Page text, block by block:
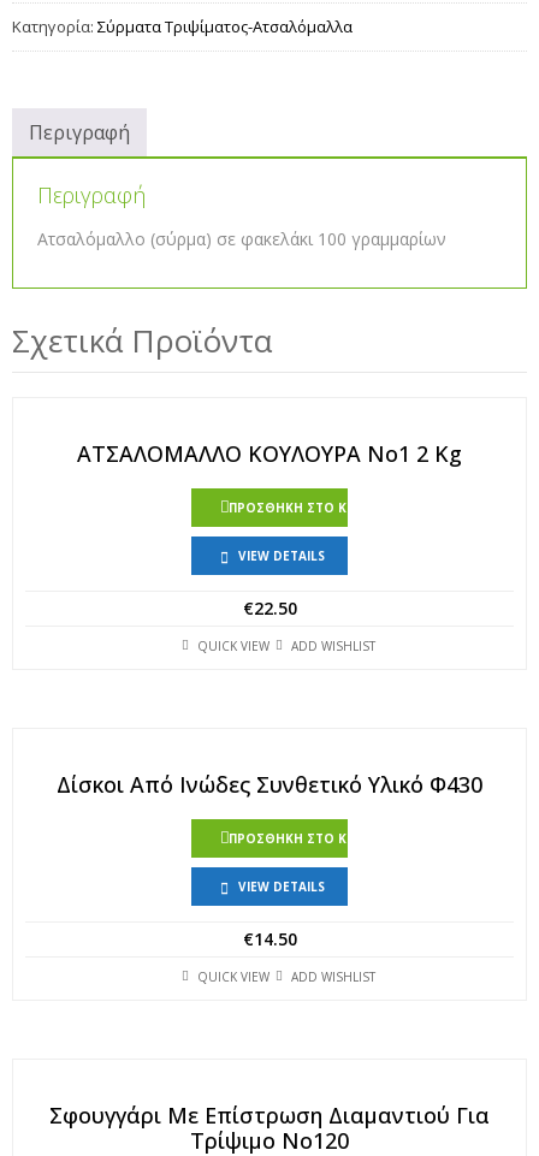
Κατηγορία: Σύρματα Τριψίματος-Ατσαλόμαλλα
Περιγραφή
Περιγραφή
Ατσαλόμαλλο (σύρμα) σε φακελάκι 100 γραμμαρίων
Σχετικά Προϊόντα
ΑΤΣΑΛΟΜΑΛΛΟ ΚΟΥΛΟΥΡΑ Νο1 2 Kg
ΠΡΟΣΘΉΚΗ ΣΤΟ ΚΑΛΆΘΙ
VIEW DETAILS
€22.50
QUICK VIEW ADD WISHLIST
Δίσκοι Από Ινώδες Συνθετικό Υλικό Φ430
ΠΡΟΣΘΉΚΗ ΣΤΟ ΚΑΛΆΘΙ
VIEW DETAILS
€14.50
QUICK VIEW ADD WISHLIST
Σφουγγάρι Με Επίστρωση Διαμαντιού Για
Τρίψιμο Νο120